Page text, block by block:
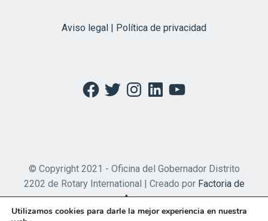
Aviso legal | Política de privacidad
Facebook
TwitterInstagramLinkedInYouTube
© Copyright 2021 - Oficina del Gobernador Distrito
2202 de Rotary International | Creado por Factoria de
Apps
Utilizamos cookies para darle la mejor experiencia en nuestra